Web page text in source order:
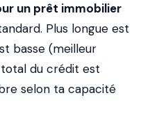
un prêt immobilier
Plus longue est
basse (meilleur
du crédit est
selon ta capacité